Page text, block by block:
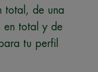
total, de una
en total y de
tu perfil